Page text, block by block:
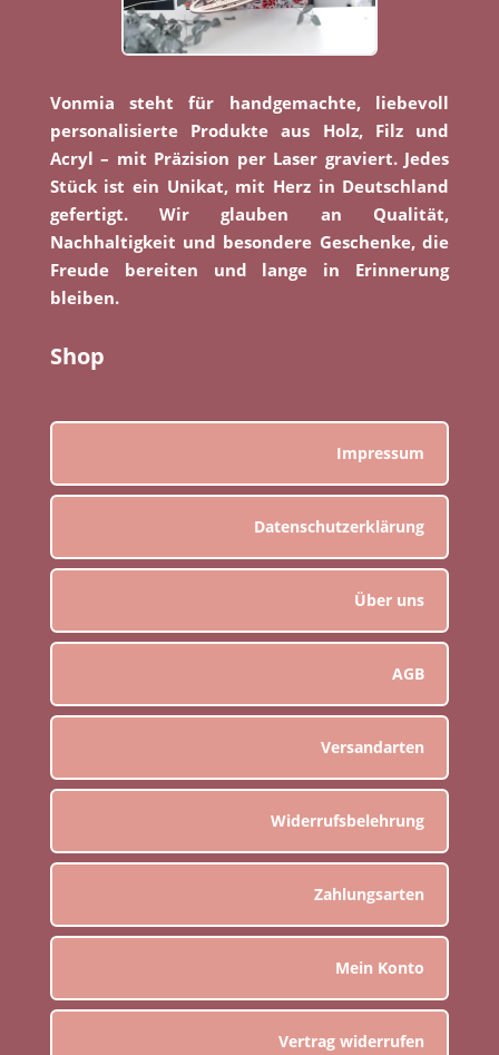
Vonmia steht für handgemachte, liebevoll
personalisierte Produkte aus Holz, Filz und
Acryl – mit Präzision per Laser graviert. Jedes
Stück ist ein Unikat, mit Herz in Deutschland
gefertigt. Wir glauben an Qualität,
Nachhaltigkeit und besondere Geschenke, die
Freude bereiten und lange in Erinnerung
bleiben.
Shop
Impressum
Datenschutzerklärung
Über uns
AGB
Versandarten
Widerrufsbelehrung
Zahlungsarten
Mein Konto
Vertrag widerrufen